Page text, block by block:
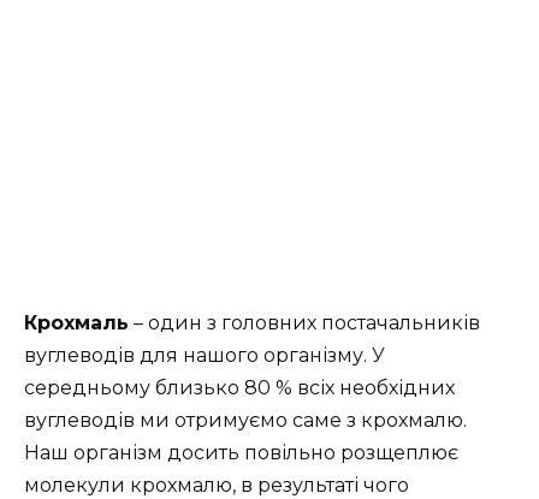
Крохмаль – один з головних постачальників
вуглеводів для нашого організму. У
середньому близько 80 % всіх необхідних
вуглеводів ми отримуємо саме з крохмалю.
Наш організм досить повільно розщеплює
молекули крохмалю, в результаті чого